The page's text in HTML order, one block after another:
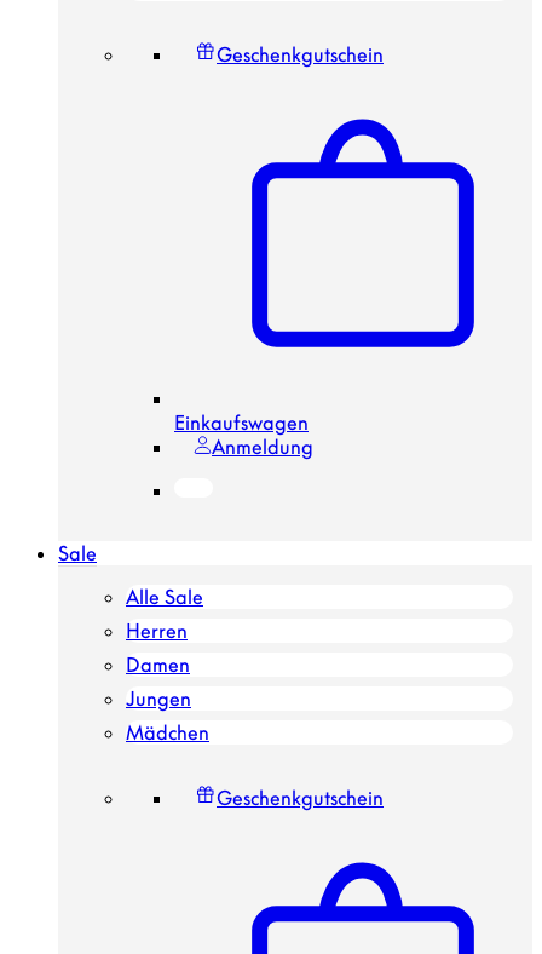
Geschenkgutschein
Einkaufswagen
Anmeldung
Sale
Alle Sale
Herren
Damen
Jungen
Mädchen
Geschenkgutschein